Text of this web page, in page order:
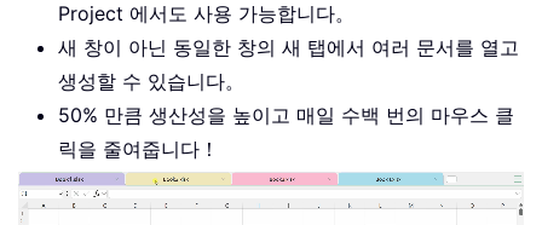
Project 에서도 사용 가능합니다。
새 창이 아닌 동일한 창의 새 탭에서 여러 문서를 열고
생성할 수 있습니다。
50% 만큼 생산성을 높이고 매일 수백 번의 마우스 클
릭을 줄여줍니다！